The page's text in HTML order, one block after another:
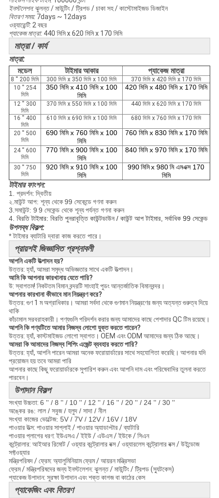
ইনস্টলেশন:ঝুলন্ত / মাউন্টিং / ট্রিপড / চাকা সহ / কাস্টোমাইজড ডিজাইন
বিতরণ সময়:7days ~ 12days
ওয়্যারেন্টি:2 বছর
প্যাকেজ মাত্রা:440 মিমি x 620 মিমি x 170 মিমি
মাত্রা / কার্য
মাত্রা:
মডেল
টাইমার আকার প্যাকেজ মাত্রা
8 '' 200 মিমি 300 মিমি x 350 মিমি x 100 মিমি
370 মিমি x 420 মিমি x 170 মিমি
10 '' 254
মিমি
350 মিমি x 410 মিমি x 100
মিমি
420 মিমি x 480 মিমি x 170 মিমি
12 '' 300
মিমি
370 মিমি x 550 মিমি x 100 মিমি 440 মিমি x 620 মিমি x 170 মিমি
16 '' 400
মিমি
610 মিমি x 690 মিমি x 100 মিমি 680 মিমি x 760 মিমি x 170 মিমি
20 '' 500
মিমি
690 মিমি x 760 মিমি x 100
মিমি
760 মিমি x 830 মিমি x 170 মিমি
24 '' 600
মিমি
770 মিমি x 900 মিমি x 100
মিমি
840 মিমি x 970 মিমি x 170 মিমি
30 '' 750
মিমি
920 মিমি x 910 মিমি x 100
মিমি
990 মিমিx 980 মি এমএক্স 170
মিমি
টাইমার ফাংশন:
1. প্রদর্শন: দ্বিতীয়
২.মাউন্ট আপ: শূন্য থেকে99 সেকেন্ডেগণনা করুন
3.সমাউন্ট: 9 9 সেকেন্ড থেকে শূন্যপর্যন্ত গণনা করুন
4. বিরতি টাইমার: বিরতি পুনরাবৃত্তি কাউন্টডাউন / কাউন্ট আপ টাইমার, সর্বাধিক 99 সেকেন্ড
উপলব্ধ বিকল্প:
* টাইমার ব্যাটারি দ্বারা কাজ করতে পারে।
প্রায়শই জিজ্ঞাসিত প্রশ্নাবলী
আপনি একটি উত্পাদন হয়?
উত্তর: হ্যাঁ, আমরা সমৃদ্ধ অভিজ্ঞতার সাথে একটি উত্পাদন।
আমি কি আপনার কারখানায় যেতে পারি?
উ: স্বাগতম! নিকটতম বিমান বন্দরটি সাংহাই পুডং আন্তর্জাতিক বিমানবন্দর।
আপনার কারখানা কীভাবে মান নিয়ন্ত্রণ করে?
উত্তর: গুণ 1 ম অগ্রাধিকার। আমরা সর্বদা থেকে গুণমান নিয়ন্ত্রণের জন্য অত্যন্ত গুরুত্ব দিয়ে
থাকি
কাঁচামাল সরবরাহকারী। পণ্যগুলি পরিদর্শন করার জন্য আমাদের কাছে পেশাদার QC টিম রয়েছে।
আপনি কি পণ্যটিতে আমার নিজস্ব লোগো যুক্ত করতে পারেন?
উত্তর: হ্যাঁ, কাস্টমাইজড লোগো স্বাগত। OEM এবং ODM আমাদের জন্য ঠিক আছে।
আমরা কি আমাদের নিজস্ব শিপিং এজেন্ট ব্যবহার করতে পারি?
উত্তর: হ্যাঁ, আপনি পারেন আমরা অনেক ফরোয়ার্ডারের সাথে সহযোগিতা করেছি। আপনার যদি
প্রয়োজন হয় তবে আমরা পারি
আপনার কাছে কিছু ফরোয়ার্ডারকে সুপারিশ করুন এবং আপনি দাম এবং পরিষেবাদির তুলনা করতে
পারবেন।
উপাদান বিকল্প
সংখ্যা উচ্চতা: 6 '' / 8 '' / 10 '' / 12 '' / 16 '' / 20 '' / 24 '' / 30 ''
অঙ্কের রঙ: লাল / সবুজ / হলুদ / সাদা / নীল
সংখ্যা কাজের ভোল্টেজ: 5V / 7V / 12V / 16V / 18V
পাওয়ার উত্স: পাওয়ার সাপ্লাই / পাওয়ার অ্যাডাপ্টার / ব্যাটারি
পাওয়ার প্লাগের ধরণ: ইউএসএ / ইইউ / এউএস / ইউকে / সিএন
কন্ট্রোলার: আইআর রিমোট / ওয়্যার কন্ট্রোলার বক্স / ওয়্যারলেস কন্ট্রোলার বক্স / উইন্ডোজ
সফ্টওয়্যার
মন্ত্রিপরিষদ / ফ্রেম: অ্যালুমিনিয়াম ফ্রেম / আয়রন মন্ত্রিসভা
ফ্রেম / মন্ত্রিপরিষদের জন্য ইনস্টলেশন: ঝুলন্ত / মাউন্টিং / ট্রিপড (স্যুটকেস)
প্যাকেজ উপাদান: সুরক্ষা উপাদান এবং শক্ত কাগজ বা কাঠের কেস
প্যাকেজিং এবং বিতরণ